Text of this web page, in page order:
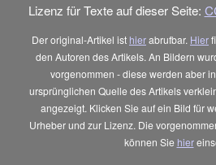
Lizenz für Texte auf dieser Seite:
Der original-Artikel ist hierabrufbar. Hier
den Autoren des Artikels. An Bildern
vorgenommen - diese werden aber
ursprünglichen Quelle des Artikels
angezeigt. Klicken Sie auf ein Bild für
Urheber und zur Lizenz. Die
können Sie hier